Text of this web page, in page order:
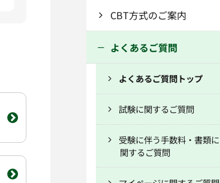
CBT方式のご案内
よくあるご質問
よくあるご質問トップ
試験に関するご質問
受験に伴う手数料・書類に
関するご質問